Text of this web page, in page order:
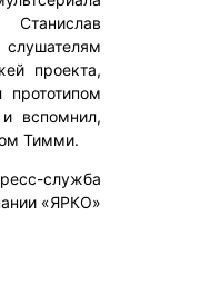
проекта,
вспомнил,
Тимми.
служба
«ЯРКО»